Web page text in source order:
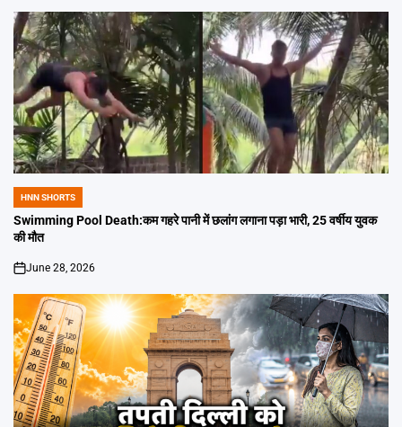
POSTED
IN
HNN SHORTS
Swimming Pool Death:कम गहरे पानी में छलांग लगाना पड़ा भारी, 25 वर्षीय युवक
की मौत
on
June 28, 2026